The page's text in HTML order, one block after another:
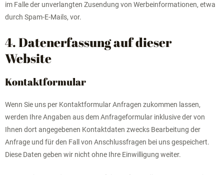
im Falle der unverlangten Zusendung von Werbeinformationen, etwa
durch Spam-E-Mails, vor.
4. Datenerfassung auf dieser
Website
Kontaktformular
Wenn Sie uns per Kontaktformular Anfragen zukommen lassen,
werden Ihre Angaben aus dem Anfrageformular inklusive der von
Ihnen dort angegebenen Kontaktdaten zwecks Bearbeitung der
Anfrage und für den Fall von Anschlussfragen bei uns gespeichert.
Diese Daten geben wir nicht ohne Ihre Einwilligung weiter.